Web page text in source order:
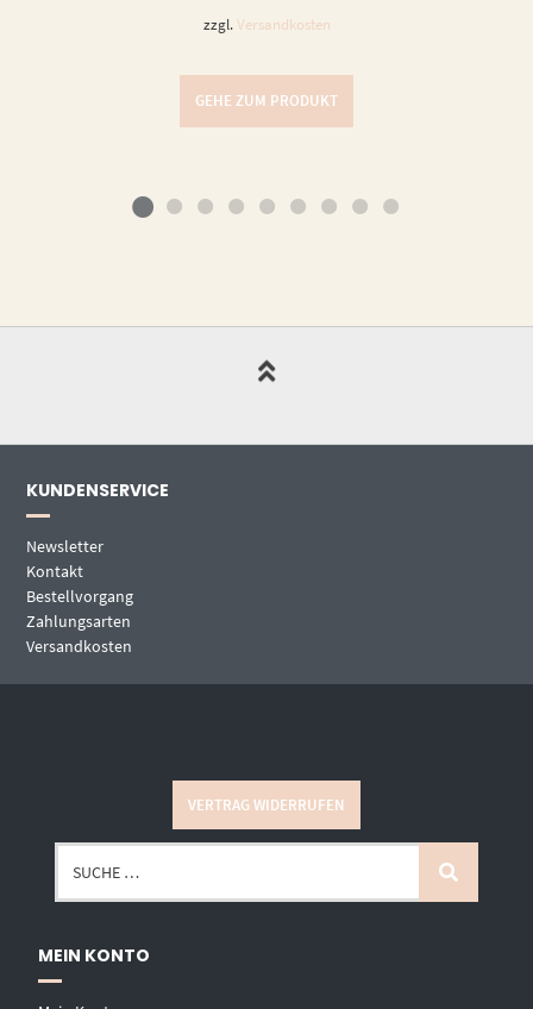
zzgl. Versandkosten
GEHE ZUM PRODUKT
KUNDENSERVICE
Newsletter
Kontakt
Bestellvorgang
Zahlungsarten
Versandkosten
VERTRAG WIDERRUFEN
MEIN KONTO